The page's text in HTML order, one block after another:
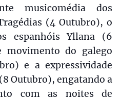
musicomédia dos
(4 Outubro), o
espanhóis Yllana (6
do galego
e a expressividade
Outubro), engatando a
com as noites de